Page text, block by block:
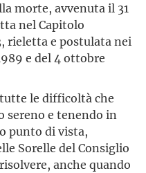
morte, avvenuta il 31
nel Capitolo
rieletta e postulata nei
e del 4 ottobre
le difficoltà che
sereno e tenendo in
punto di vista,
Sorelle del Consiglio
anche quando